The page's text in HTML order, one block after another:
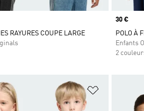
RAYURES COUPE LARGE
Prix
30 €
POLO À
Enfants
2
de produits favoris Ajouter à la